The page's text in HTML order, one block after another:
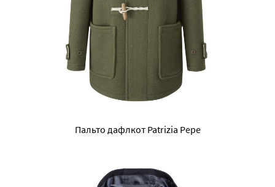
Пальто дафлкот Patrizia Pepe